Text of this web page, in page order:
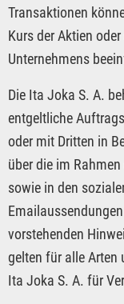
Transaktionen
Kurs der Aktien
Unternehmens
Die Ita Joka S. A.
entgeltliche
oder mit Dritten in
über die im
sowie in den
vorstehenden
gelten für alle Arten
Ita Joka S. A. für